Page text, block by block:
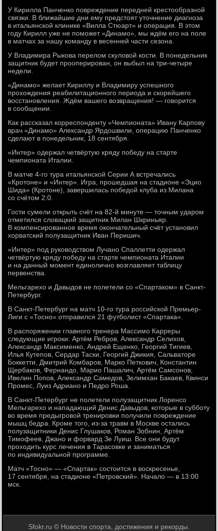
У Кирилла Панченко повреждение передней крестообразной
связки. В ближайшие дни ему предстоят уточнение диагноза
в итальянской клинике «Вилла Стюарт» и операция. В этом
году Кирилл уже не поможет «Динамо», мы ждём его на поле
в матчах за нашу команду в весенней части сезона.
У Владимира Рыкова перелом скуловой кости. В понедельник
защитник будет прооперирован, он выбыл на три-четыре
недели.
«Динамо» желает Кириллу и Владимиру успешного
прохождения реабилитационного периода и скорейшего
восстановления. Ждём вашего возвращения! — говорится
в сообщении.
Как рассказал корреспонденту «Чемпионата» Ивану Карпову
врач «Динамо» Александр Ярдошвили, операцию Панченко
сделают в понедельник, 18 сентября.
«Интер» одержал четвёртую кряду победу на старте
чемпионата Италии.
В матче 4-го тура итальянской Серии A встречались
«Кротоне» и «Интер». Игра, прошедшая на стадионе «Эцио
Шида» (Кротоне), завершилась победой клуба из Милана
со счётом 2:0.
Гости сумели открыть счёт на 82-й минуте — точным ударом
отметился словацкий защитник Милан Шкриньяр.
В компенсированное время окончательный счёт установил
хорватский полузащитник Иван Перишич.
«Интер» под руководством Лучано Спаллетти одержал
четвёртую кряду победу на старте чемпионата Италии
и на данный момент единолично возглавляет таблицу
первенства.
Мельгарехо и Давыдов не полетели со «Спартаком» в Санкт-
Петербург.
В Санкт-Петербург на матч 10-го тура российской Премьер-
Лиги с «Тосно» отправился 21 футболист «Спартака».
В распоряжении главного тренера Массимо Карреры
следующие игроки: Артём Ребров, Александр Селихов,
Александр Максименко, Андрей Ещенко, Георгий Тигиев,
Илья Кутепов, Сердар Таски, Георгий Джикия, Сальваторе
Боккетти, Дмитрий Комбаров, Марко Петкович, Константин
Щербаков, Фернандо, Марио Пашалич, Артём Самсонов,
Ивелин Попов, Александр Самедов, Зелимхан Бакаев, Квинси
Промес, Луиз Адриано и Педро Роша.
В Санкт-Петербург не полетели полузащитник Лоренсо
Мельгарехо и нападающий Денис Давыдов, которые в субботу
во время предыгровой тренировки получили повреждение
мышц бедра. Кроме того, из-за травм в Москве остались
полузащитники Денис Глушаков, Роман Зобнин, Артём
Тимофеев, Джано и форвард Зе Луиш. Все они будут
проходить курс лечения в Тарасовке и заниматься
по индивидуальной программе.
Матч «Тосно» — «Спартак» состоится в воскресенье,
17 сентября, на стадионе «Петровский». Начало — в 13:00
мск.
Sfokr.ru © Новости спорта, достижения и рекорды.